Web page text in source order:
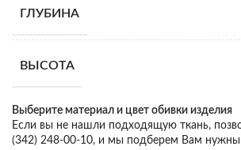
ГЛУБИНА
ВЫСОТА
Выберите материал и цвет обивки изделия
Если вы не нашли подходящую ткань,
(342) 248-00-10, и мы подберем Вам